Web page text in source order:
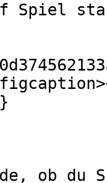
Spiel
ob du